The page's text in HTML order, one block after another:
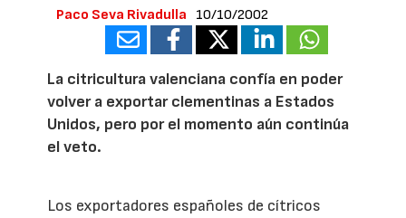
Paco Seva Rivadulla 10/10/2002
La citricultura valenciana confía en poder
volver a exportar clementinas a Estados
Unidos, pero por el momento aún continúa
el veto.
Los exportadores españoles de cítricos